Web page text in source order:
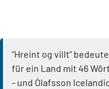
"Hreint og villt"
für ein Land mit 46
- und Ólafsson